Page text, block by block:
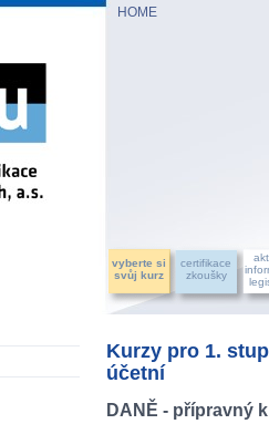
HOME
vyberte si
svůj kurz
certifikace
zkoušky
Kurzy pro 1.
účetní
DANĚ - přípravný